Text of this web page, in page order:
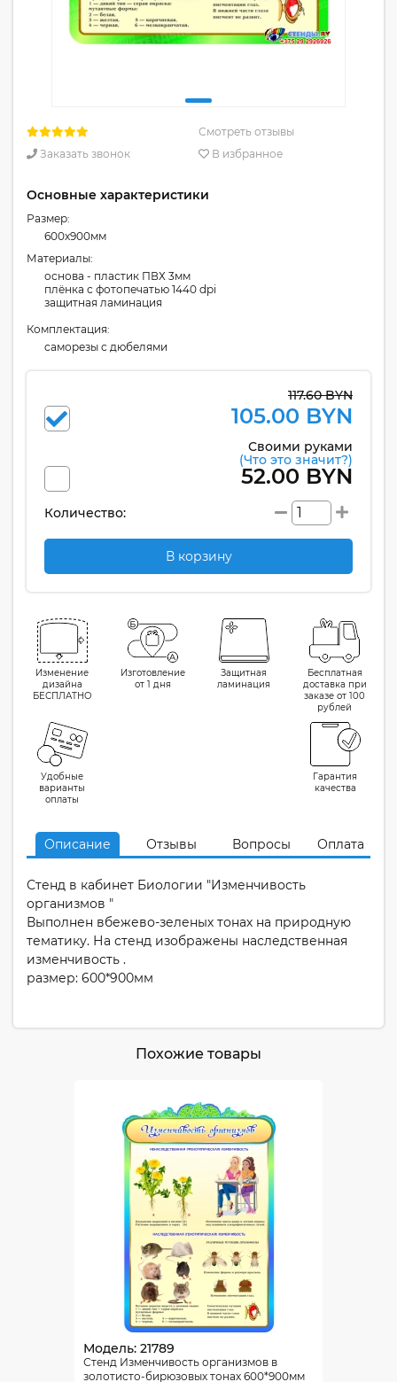
Смотреть отзывы
Заказать звонок
В избранное
Основные характеристики
Размер:
600x900мм
Материалы:
основа - пластик ПВХ 3мм
плёнка с фотопечатью 1440 dpi
защитная ламинация
Комплектация:
cаморезы с дюбелями
117.60 BYN
105.00 BYN
Своими руками
(Что это значит?)
52.00 BYN
Количество:
В корзину
Изменение
дизайна
БЕСПЛАТНО
Изготовление
от 1 дня
Защитная
ламинация
Бесплатная
доставка при
заказе от 100
рублей
Удобные
варианты
оплаты
Гарантия
качества
Описание Отзывы Вопросы Оплата
Стенд в кабинет Биологии "Изменчивость
организмов "
Выполнен вбежево-зеленых тонах на природную
тематику. На стенд изображены наследственная
изменчивость .
размер: 600*900мм
Похожие товары
Модель: 21789
Стенд Изменчивость организмов в
золотисто-бирюзовых тонах 600*900мм